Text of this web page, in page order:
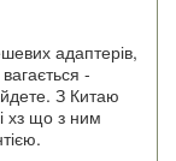
адаптерів,
-
З Китаю
хз що з ним